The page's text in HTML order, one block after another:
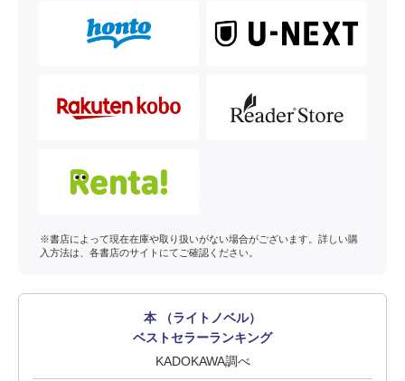
※書店によって現在在庫や取り扱いがない場合がございます。詳しい購
入方法は、各書店のサイトにてご確認ください。
本 （ライトノベル）
ベストセラーランキング
KADOKAWA調べ